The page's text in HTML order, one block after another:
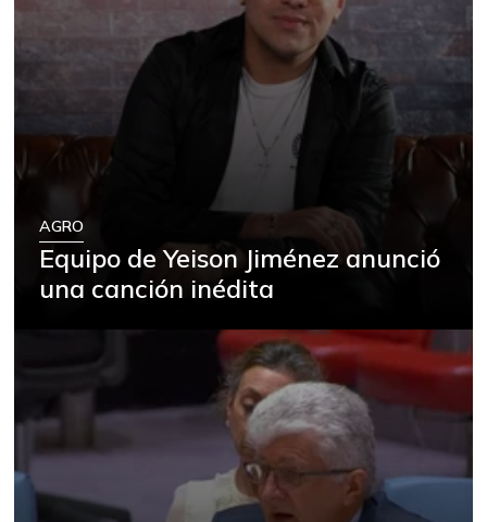
AGRO
Equipo de Yeison Jiménez anunció
una canción inédita